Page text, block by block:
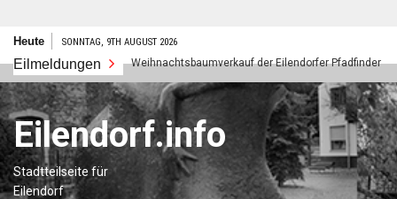
Zum
springen
Heute SONNTAG, 9TH AUGUST 2026
Eilmeldungen Weihnachtsbaumverkauf der Eilendorfer Pfadfinder
Eilendorf.info
Stadtteilseite für
Eilendorf